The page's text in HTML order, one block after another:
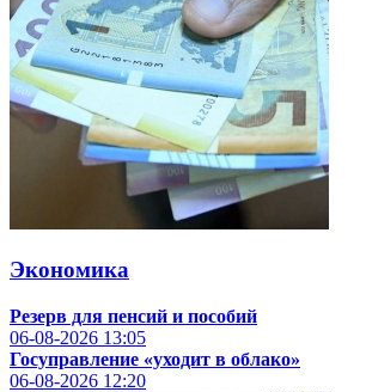
Экономика
Резерв для пенсий и пособий
06-08-2026 13:05
Госуправление «уходит в облако»
06-08-2026 12:20